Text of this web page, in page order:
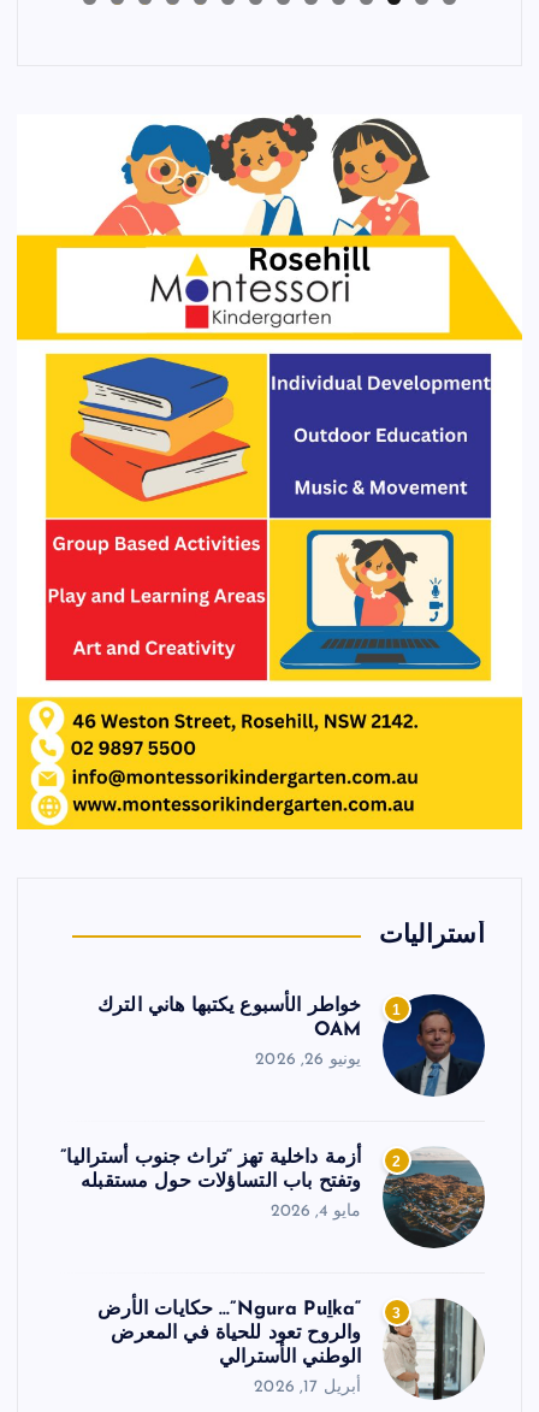
أستراليات
1
خواطر الأسبوع يكتبها هاني الترك
OAM
يونيو 26, 2026
2
أزمة داخلية تهز “تراث جنوب أستراليا”
وتفتح باب التساؤلات حول مستقبله
مايو 4, 2026
3
“Ngura Puḻka”… حكايات الأرض
والروح تعود للحياة في المعرض
الوطني الأسترالي
أبريل 17, 2026